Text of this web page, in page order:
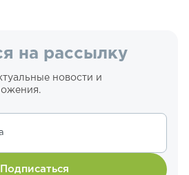
на рассылку
новости и
Подписаться